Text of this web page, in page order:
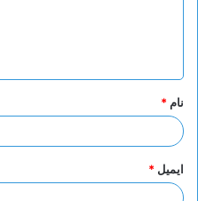
*
نام *
ایمیل *